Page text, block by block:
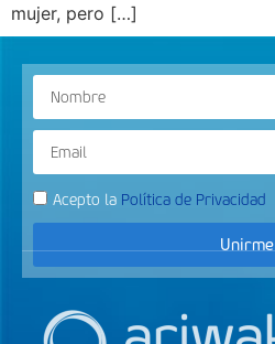
mujer, pero […]
Acepto la Política de Privacidad
Unirme